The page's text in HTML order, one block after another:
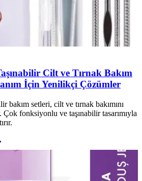
Cilt ve Tırnak Bakım
İçin Yenilikçi Çözümler
bakım setleri, cilt ve tırnak bakımını
fonksiyonlu ve taşınabilir tasarımıyla